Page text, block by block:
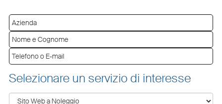
Selezionare un servizio di interesse